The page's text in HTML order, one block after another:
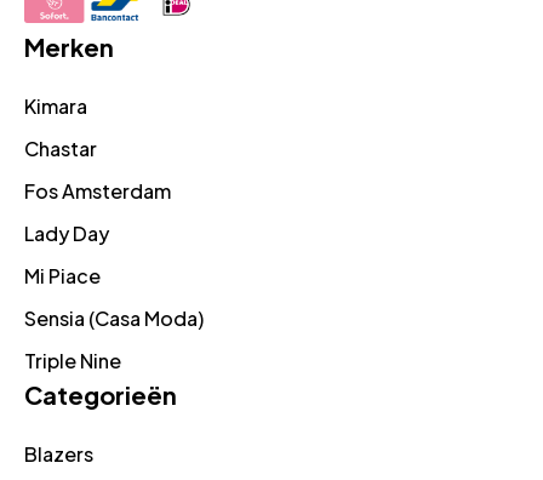
Merken
Kimara
Chastar
Fos Amsterdam
Lady Day
Mi Piace
Sensia (Casa Moda)
Triple Nine
Categorieën
Blazers